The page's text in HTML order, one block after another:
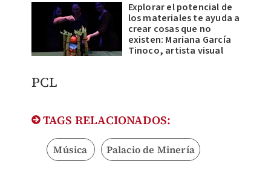
Explorar el potencial de
los materiales te ayuda a
crear cosas que no
existen: Mariana García
Tinoco, artista visual
PCL
TAGS RELACIONADOS:
Música Palacio de Minería